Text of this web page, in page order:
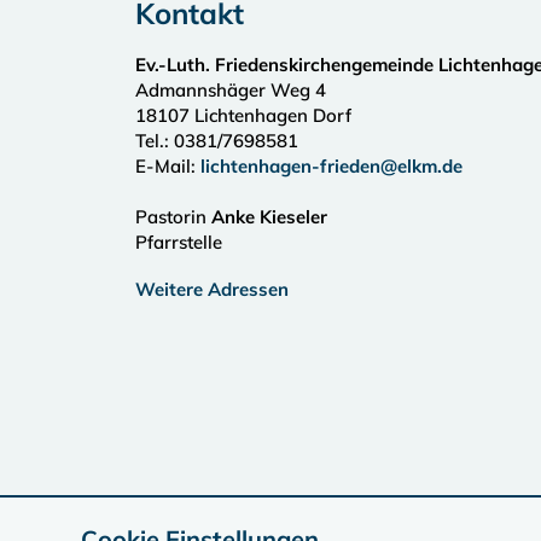
Kontakt
Ev.-Luth. Friedenskirchengemeinde
Admannshäger Weg 4
18107 Lichtenhagen Dorf
Tel.: 0381/7698581
E-Mail: lichtenhagen-frieden@elkm.de
Pastorin Anke Kieseler
Pfarrstelle
Weitere Adressen